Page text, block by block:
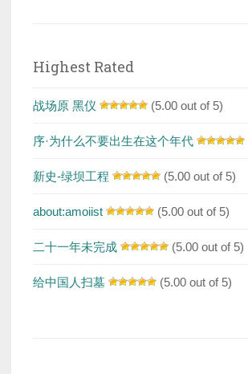
Highest Rated
战场原 黑仪 (5.00 out of 5)
序·为什么不要出生在这个年代
新史-绿坝工程 (5.00 out of 5)
about:amoiist (5.00 out of 5)
二十一年未完成 (5.00 out of 5)
给中国人扫墓 (5.00 out of 5)